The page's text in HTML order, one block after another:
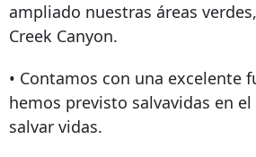
ampliado nuestras áreas
Creek Canyon.
• Contamos con una excelente
hemos previsto salvavidas en
salvar vidas.